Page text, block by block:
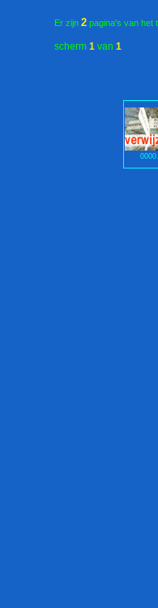
Er zijn 2 pagina's van het
scherm 1 van 1